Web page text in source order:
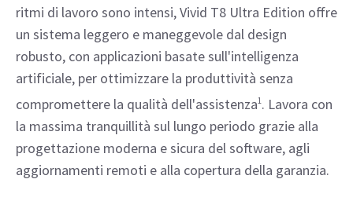
ritmi di lavoro sono intensi, Vivid T8 Ultra Edition offre
un sistema leggero e maneggevole dal design
robusto, con applicazioni basate sull'intelligenza
artificiale, per ottimizzare la produttività senza
compromettere la qualità dell'assistenza1. Lavora con
la massima tranquillità sul lungo periodo grazie alla
progettazione moderna e sicura del software, agli
aggiornamenti remoti e alla copertura della garanzia.